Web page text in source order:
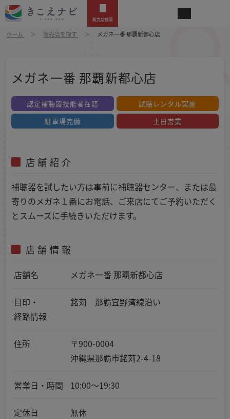
販売店検索
ホーム 販売店を探す メガネ一番 那覇新都心店
メガネ一番 那覇新都心店
認定補聴器技能者在籍
試聴レンタル実施
駐車場完備
土日営業
店舗紹介
補聴器を試したい方は事前に補聴器センター、または最
寄りのメガネ１番にお電話、ご来店にてご予約いただく
とスムーズに手続きいただけます。
店舗情報
店舗名 メガネ一番 那覇新都心店
目印・
経路情報
銘苅 那覇宜野湾線沿い
住所
〒900-0004
沖縄県那覇市銘苅2-4-18
営業日・時間 10:00～19:30
定休日 無休